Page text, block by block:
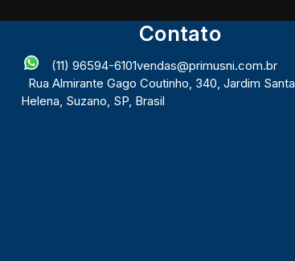
Contato
(11) 96594-6101vendas@primusni.com.br
Rua Almirante Gago Coutinho 340 Jardim Santa
Helena Suzano SP Brasil